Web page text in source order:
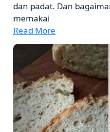
dan padat. Dan
memakai
Read More